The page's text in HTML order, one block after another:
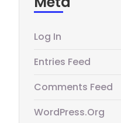
Log In
Entries Feed
Comments Feed
WordPress.org